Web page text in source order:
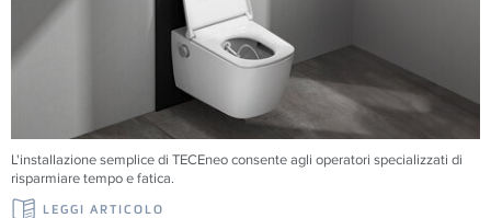
L'installazione semplice di TECEneo consente agli operatori specializzati di
risparmiare tempo e fatica.
LEGGI ARTICOLO